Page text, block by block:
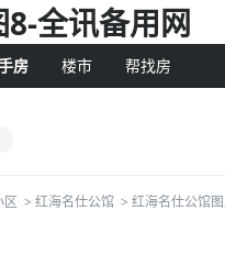
全讯备用网
房 楼市 帮找房
区 > 红海名仕公馆 > 红海名仕公馆